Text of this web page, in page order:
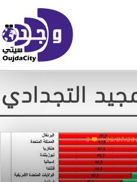
التجدادي
26/07/
/
0